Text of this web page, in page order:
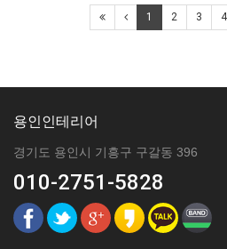
1 2 3 4
용인인테리어
경기도 용인시 기흥구 구갈동 396
010-2751-5828